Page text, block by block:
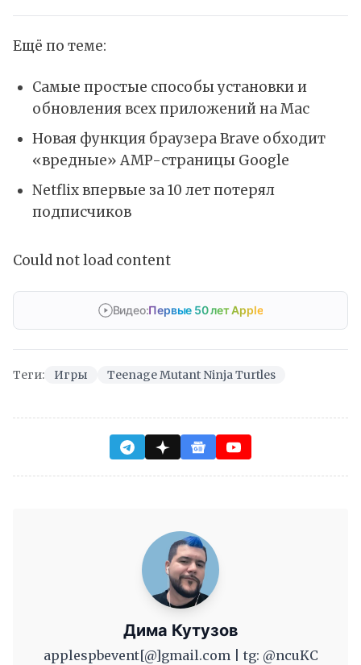
Ещё по теме:
Самые простые способы установки и
обновления всех приложений на Mac
Новая функция браузера Brave обходит
«вредные» AMP-страницы Google
Netflix впервые за 10 лет потерял
подписчиков
Could not load content
Видео:Первые 50 лет Apple
Теги: Игры Teenage Mutant Ninja Turtles
Дима Кутузов
applespbevent[@]gmail.com | tg: @ncuKC